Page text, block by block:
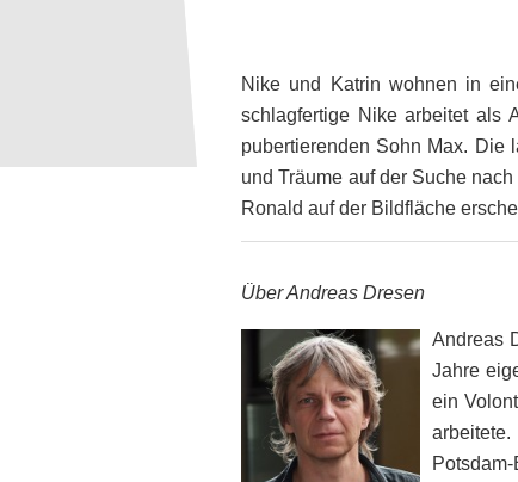
Nike und Katrin wohnen in
schlagfertige Nike arbeitet als
pubertierenden Sohn Max. Die
und Träume auf der Suche
Ronald auf der Bildfläche
Über Andreas Dresen
Andreas
Jahre
ein